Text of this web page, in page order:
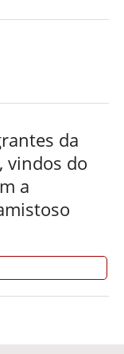
da
vindos do
a